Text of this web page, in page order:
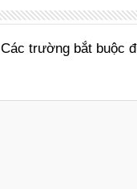
Các trường bắt buộc